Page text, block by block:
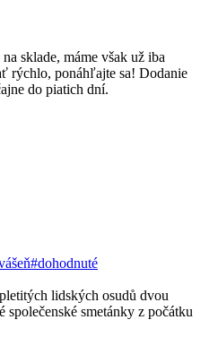
sklade, máme však už iba
rýchlo, ponáhľajte sa! Dodanie
do piatich dní.
#dohodnuté
lidských osudů dvou
smetánky z počátku